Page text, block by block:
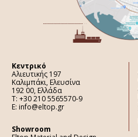
Κεντρικό
Αλιευτικής 197
Καλιμπάκι, Ελευσίνα
192 00, Ελλάδα
Τ: +30 210 5565570-9
E: info@eltop.gr
Showroom